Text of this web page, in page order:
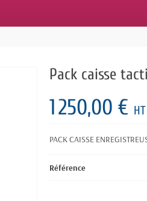
Pack caisse
1 250,00 € HT
PACK CAISSE
Référence